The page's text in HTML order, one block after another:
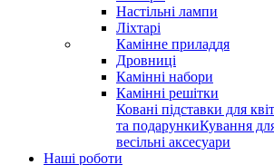
Настільні лампи
Ліхтарі
Камінне приладдя
Дровниці
Камінні набори
Камінні решітки
Ковані підставки для
та подарункиКування
весільні аксесуари
Наші роботи